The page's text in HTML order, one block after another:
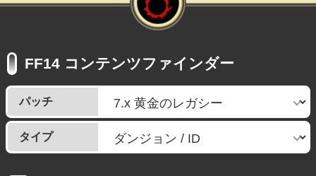
FF14 コンテンツファインダー
パッチ
タイプ